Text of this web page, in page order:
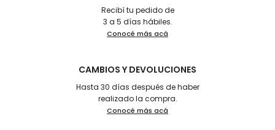
Recibí tu pedido de
3 a 5 días hábiles.
Conocé más acá
CAMBIOS Y DEVOLUCIONES
Hasta 30 días después de haber
realizado la compra.
Conocé más acá